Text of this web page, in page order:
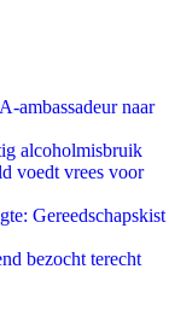
ambassadeur naar
alcoholmisbruik
voedt vrees voor
Gereedschapskist
bezocht terecht